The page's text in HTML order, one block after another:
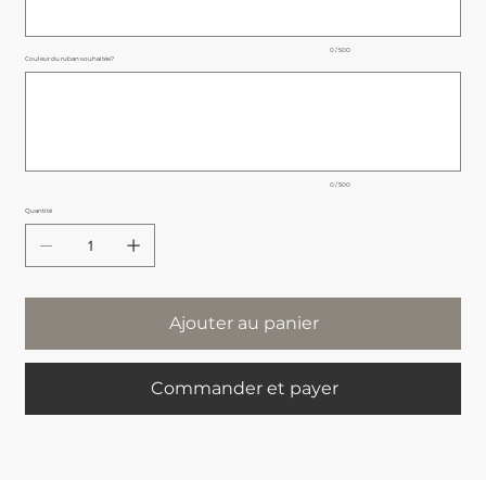
0 / 500
Couleur du ruban souhaitée?
0 / 500
Quantité
Ajouter au panier
Commander et payer